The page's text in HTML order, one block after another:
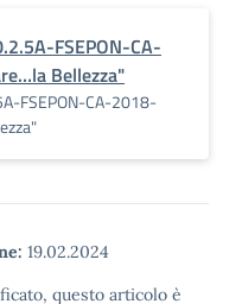
FSEPON-CA-
Bellezza"
FSEPON-CA-2018-
19.02.2024
questo articolo è